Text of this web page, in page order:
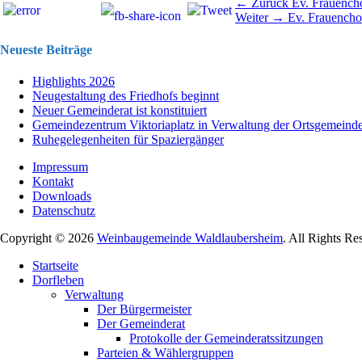
Beitragsnavigation ← Zurück
Beitrag:
Ev.
Weiter → Nächster
Ev.
Neueste Beiträge
Highlights 2026
Neugestaltung des Friedhofs beginnt
Neuer Gemeinderat ist konstituiert
Gemeindezentrum Viktoriaplatz in Verwaltung der
Ruhegelegenheiten für Spaziergänger
Impressum
Kontakt
Downloads
Datenschutz
Copyright © 2026 Weinbaugemeinde Waldlaubersheim. All Rights
oben
scrollen
Startseite
Dorfleben
Verwaltung
Der Bürgermeister
Der Gemeinderat
Protokolle der Gemeinderatssitzungen
Parteien & Wählergruppen